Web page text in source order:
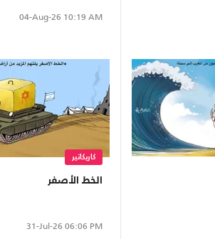
04-Aug-26 10:19 AM
كاريكاتير
الخط الأصفر
31-Jul-26 06:06 PM